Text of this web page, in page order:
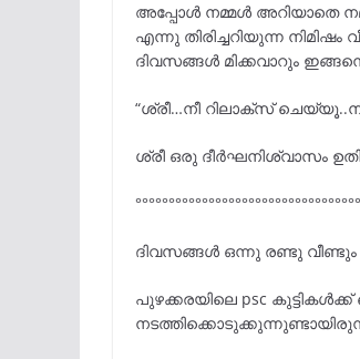
അപ്പോൾ നമ്മൾ അറിയാതെ
എന്നു തിരിച്ചറിയുന്ന
ദിവസങ്ങൾ മിക്കവാറും
“ശ്രീ…നീ റിലാക്സ്
ശ്രീ ഒരു ദീർഘനിശ്വാസം
ദിവസങ്ങൾ ഒന്നു രണ്ടു
പുഴക്കരയിലെ psc